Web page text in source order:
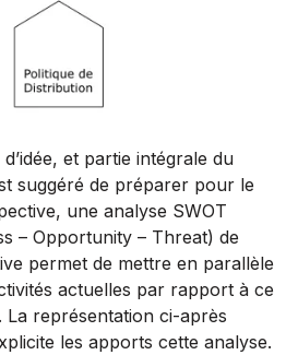
et partie intégrale du
suggéré de préparer pour le
une analyse SWOT
– Opportunity – Threat) de
permet de mettre en parallèle
actuelles par rapport à ce
La représentation ci-après
les apports cette analyse.